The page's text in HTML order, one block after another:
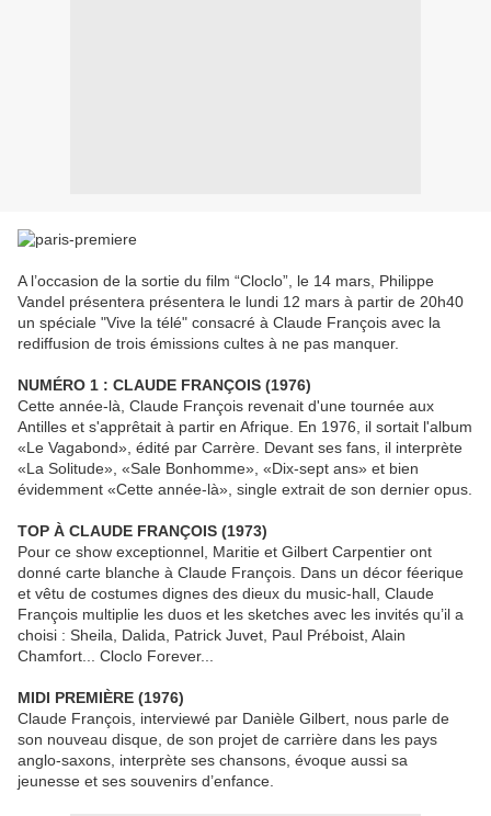
A l’occasion de la sortie du film “Cloclo”, le 14 mars, Philippe
Vandel présentera présentera le lundi 12 mars à partir de 20h40
un spéciale "Vive la télé" consacré à Claude François avec la
rediffusion de trois émissions cultes à ne pas manquer.
NUMÉRO 1 : CLAUDE FRANÇOIS (1976)
Cette année-là, Claude François revenait d'une tournée aux
Antilles et s'apprêtait à partir en Afrique. En 1976, il sortait l'album
«Le Vagabond», édité par Carrère. Devant ses fans, il interprète
«La Solitude», «Sale Bonhomme», «Dix-sept ans» et bien
évidemment «Cette année-là», single extrait de son dernier opus.
TOP À CLAUDE FRANÇOIS (1973)
Pour ce show exceptionnel, Maritie et Gilbert Carpentier ont
donné carte blanche à Claude François. Dans un décor féerique
et vêtu de costumes dignes des dieux du music-hall, Claude
François multiplie les duos et les sketches avec les invités qu’il a
choisi : Sheila, Dalida, Patrick Juvet, Paul Préboist, Alain
Chamfort... Cloclo Forever...
MIDI PREMIÈRE (1976)
Claude François, interviewé par Danièle Gilbert, nous parle de
son nouveau disque, de son projet de carrière dans les pays
anglo-saxons, interprète ses chansons, évoque aussi sa
jeunesse et ses souvenirs d’enfance.